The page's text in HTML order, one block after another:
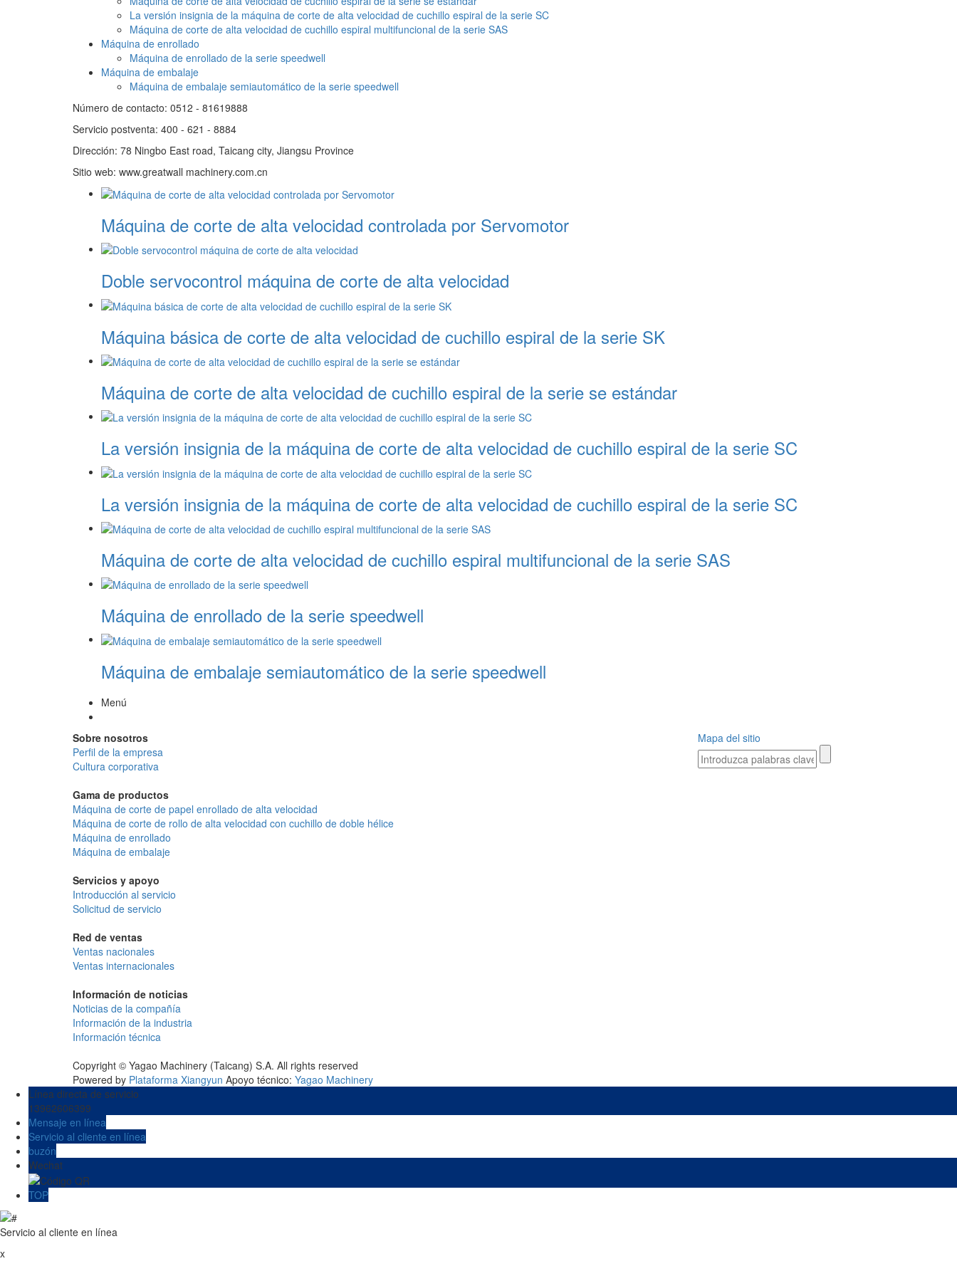
La versión insignia de la máquina de corte de alta velocidad de cuchillo espiral de la serie SC
Máquina de corte de alta velocidad de cuchillo espiral multifuncional de la serie SAS
Máquina de enrollado
Máquina de enrollado de la serie speedwell
Máquina de embalaje
Máquina de embalaje semiautomático de la serie speedwell
Número de contacto: 0512 - 81619888
Servicio postventa: 400 - 621 - 8884
Dirección: 78 Ningbo East road, Taicang city, Jiangsu Province
Sitio web: www.greatwall machinery.com.cn
Máquina de corte de alta velocidad controlada por Servomotor
Doble servocontrol máquina de corte de alta velocidad
Máquina básica de corte de alta velocidad de cuchillo espiral de la serie SK
Máquina de corte de alta velocidad de cuchillo espiral de la serie se estándar
La versión insignia de la máquina de corte de alta velocidad de cuchillo espiral de la serie SC
La versión insignia de la máquina de corte de alta velocidad de cuchillo espiral de la serie SC
Máquina de corte de alta velocidad de cuchillo espiral multifuncional de la serie SAS
Máquina de enrollado de la serie speedwell
Máquina de embalaje semiautomático de la serie speedwell
Menú
Sobre nosotros
Perfil de la empresa
Cultura corporativa
Gama de productos
Máquina de corte de papel enrollado de alta velocidad
Máquina de corte de rollo de alta velocidad con cuchillo de doble hélice
Máquina de enrollado
Máquina de embalaje
Servicios y apoyo
Introducción al servicio
Solicitud de servicio
Red de ventas
Ventas nacionales
Ventas internacionales
Información de noticias
Noticias de la compañía
Información de la industria
Información técnica
Mapa del sitio
Copyright © Yagao Machinery (Taicang) S.A. All rights reserved
Powered by Plataforma Xiangyun Apoyo técnico: Yagao Machinery
Línea directa de servicio
13962606399
Mensaje en línea
Servicio al cliente en línea
buzón
Wechat
TOP
Servicio al cliente en línea
x